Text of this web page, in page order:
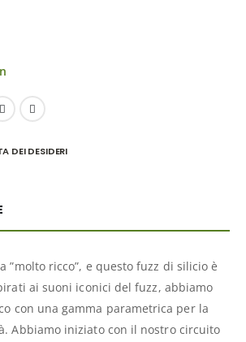
DEI DESIDERI
”molto ricco”, e questo fuzz di silicio è
ai suoni iconici del fuzz, abbiamo
con una gamma parametrica per la
Abbiamo iniziato con il nostro circuito